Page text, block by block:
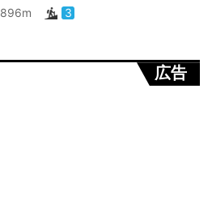
896m 3
広告